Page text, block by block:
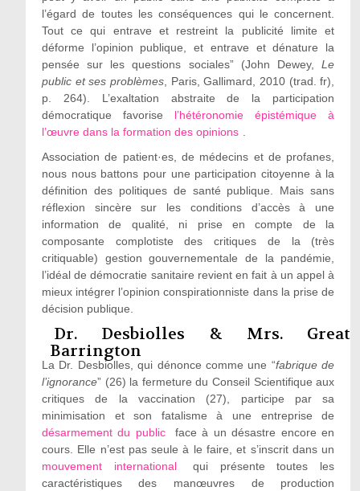
l’égard de toutes les conséquences qui le concernent.
Tout ce qui entrave et restreint la publicité limite et
déforme l’opinion publique, et entrave et dénature la
pensée sur les questions sociales” (John Dewey,Le
public et ses problèmes, Paris, Gallimard, 2010 (trad. fr),
p. 264). L’exaltation abstraite de la participation
démocratique favorise l’hétéronomie épistémique à
l’œuvre dans la formation des opinions
Association de patient·es, de médecins et de profanes,
nous nous battons pour une participation citoyenne à la
définition des politiques de santé publique. Mais sans
réflexion sincère sur les conditions d’accès à une
information de qualité, ni prise en compte de la
composante complotiste des critiques de la (très
critiquable) gestion gouvernementale de la pandémie,
l’idéal de démocratie sanitaire revient en fait à un appel à
mieux intégrer l’opinion conspirationniste dans la prise de
décision publique.
Dr. Desbiolles & Mrs. Great
Barrington
La Dr. Desbiolles, qui dénonce comme une “fabrique de
l’ignorance” (26) la fermeture du Conseil Scientifique aux
critiques de la vaccination (27), participe par sa
minimisation et son fatalisme à une entreprise de
désarmement du public
face à un désastre encore en
cours. Elle n’est pas seule à le faire, et s’inscrit dans un
mouvement international
qui présente toutes les
caractéristiques des manœuvres de production